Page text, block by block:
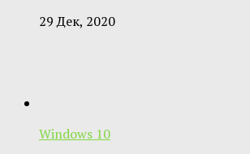
29 Дек, 2020
Windows 10